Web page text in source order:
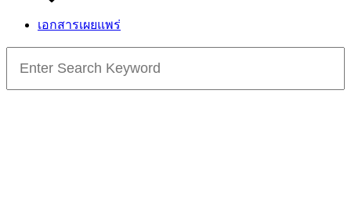
เอกสารเผยแพร่
for: